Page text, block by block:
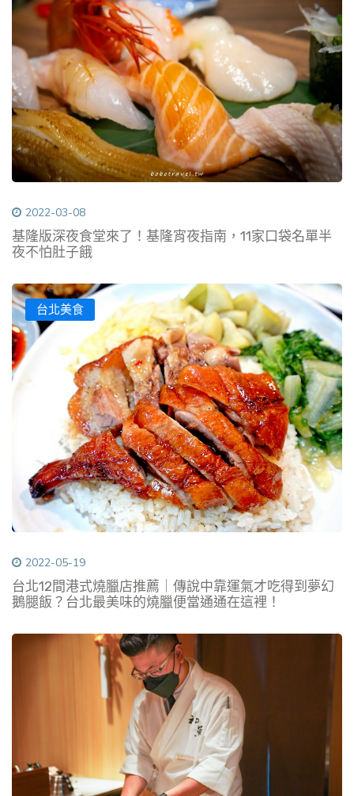
2022-03-08
基隆版深夜食堂來了！基隆宵夜指南，11家口袋名單半
夜不怕肚子餓
台北美食
2022-05-19
台北12間港式燒臘店推薦｜傳說中靠運氣才吃得到夢幻
鵝腿飯？台北最美味的燒臘便當通通在這裡！